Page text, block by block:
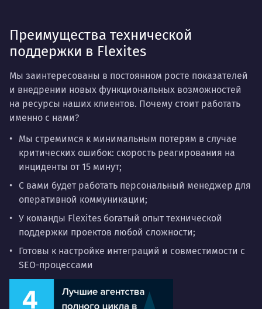
Преимущества технической
поддержки в Flexites
Мы заинтересованы в постоянном росте показателей
и внедрении новых функциональных возможностей
на ресурсы наших клиентов. Почему стоит работать
именно с нами?
Мы стремимся к минимальным потерям в случае
критических ошибок: скорость реагирования на
инциденты от 15 минут;
С вами будет работать персональный менеджер для
оперативной коммуникации;
У команды Flexites богатый опыттехнической
поддержки проектов любой сложности;
Готовы к настройке интеграций и совместимости с
SEO-процессами